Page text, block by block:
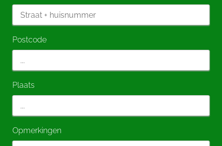
Postcode
Plaats
Opmerkingen